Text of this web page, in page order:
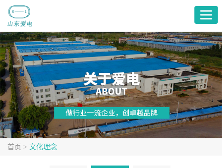
首页 > 文化理念
页
产
品
展
厅
关
于
爱
电
服
务
支
融
媒